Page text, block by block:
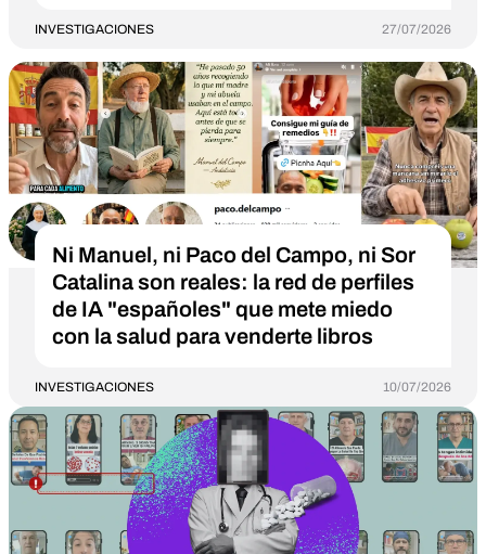
INVESTIGACIONES 27/07/2026
Ni Manuel, ni Paco del Campo, ni Sor
Catalina son reales: la red de perfiles
de IA "españoles" que mete miedo
con la salud para venderte libros
INVESTIGACIONES 10/07/2026